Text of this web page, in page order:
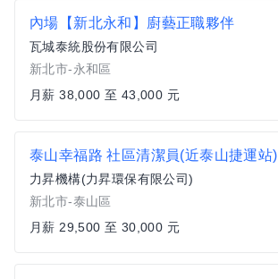
內場【新北永和】廚藝正職夥伴
瓦城泰統股份有限公司
新北市-永和區
月薪 38,000 至 43,000 元
泰山幸福路 社區清潔員(近泰山捷運站)
力昇機構(力昇環保有限公司)
新北市-泰山區
月薪 29,500 至 30,000 元